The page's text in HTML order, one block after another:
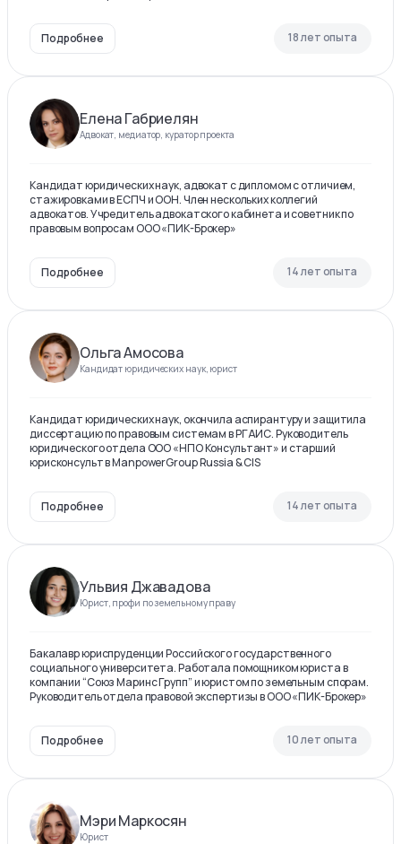
Подробнее 18 лет опыта
Елена Габриелян
Адвокат, медиатор, куратор проекта
Кандидат юридических наук, адвокат с дипломом с отличием,
стажировками в ЕСПЧ и ООН. Член нескольких коллегий
адвокатов. Учредитель адвокатского кабинета и советник по
правовым вопросам ООО «ПИК-Брокер»
Подробнее 14 лет опыта
Ольга Амосова
Кандидат юридических наук, юрист
Кандидат юридических наук, окончила аспирантуру и защитила
диссертацию по правовым системам в РГАИС. Руководитель
юридического отдела ООО «НПО Консультант» и старший
юрисконсульт в ManpowerGroup Russia & CIS
Подробнее 14 лет опыта
Ульвия Джавадова
Юрист, профи по земельному праву
Бакалавр юриспруденции Российского государственного
социального университета. Работала помощником юриста в
компании “Союз Маринс Групп” и юристом по земельным спорам.
Руководитель отдела правовой экспертизы в ООО «ПИК-Брокер»
Подробнее 10 лет опыта
Мэри Маркосян
Юрист